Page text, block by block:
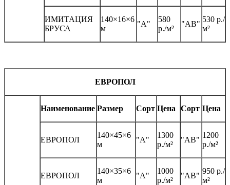
ИМИТАЦИЯ
БРУСА
140×16×6
м
"А"
580
р./м²
"АВ"
530 р./
м²
ЕВРОПОЛ
Наименование Размер Сорт Цена Сорт Цена
ЕВРОПОЛ
140×45×6
м
"А"
1300
р./м²
"АВ"
1200
р./м²
ЕВРОПОЛ
140×35×6
м
"А"
1000
р./м²
"АВ"
950 р./
м²